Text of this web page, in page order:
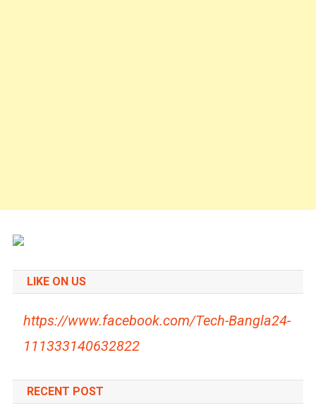
LIKE ON US
https://www.facebook.com/Tech-Bangla24-
111333140632822
RECENT POST